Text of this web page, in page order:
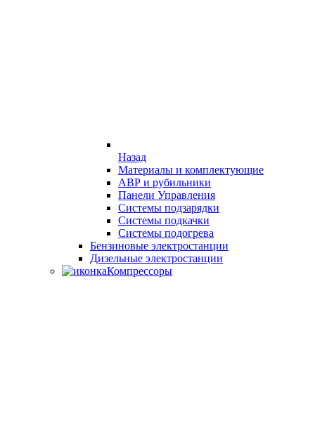
Назад
Материалы и комплектующие
АВР и рубильники
Панели Управления
Системы подзарядки
Системы подкачки
Системы подогрева
Бензиновые электростанции
Дизельные электростанции
Компрессоры